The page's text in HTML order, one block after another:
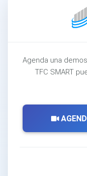
Agenda una
TFC SMART